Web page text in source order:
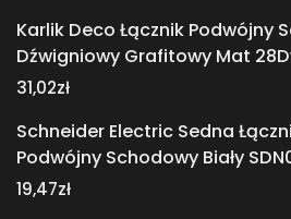
Karlik Deco Łącznik Podwójny
Dźwigniowy Grafitowy Mat
31,02zł
Schneider Electric Sedna
Podwójny Schodowy Biały
19,47zł